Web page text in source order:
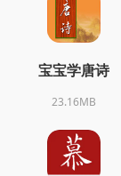
宝宝学唐诗
23.16MB